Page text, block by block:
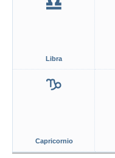
Libra
Capricornio